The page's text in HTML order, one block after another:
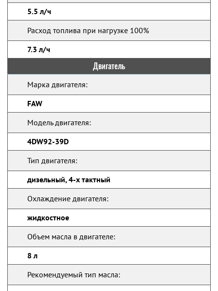
5.5 л/ч
Расход топлива при нагрузке 100%
7.3 л/ч
Двигатель
Марка двигателя:
FAW
Модель двигателя:
4DW92-39D
Тип двигателя:
дизельный, 4-х тактный
Охлаждение двигателя:
жидкостное
Объем масла в двигателе:
8 л
Рекомендуемый тип масла: